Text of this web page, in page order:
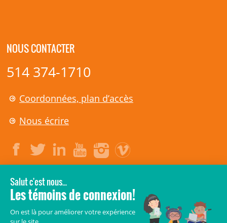
NOUS CONTACTER
514 374-1710
Coordonnées, plan d’accès
Nous écrire
LÉGAL
© 2006-2026
CHU Sainte-Justine.
Tous droits réservés.